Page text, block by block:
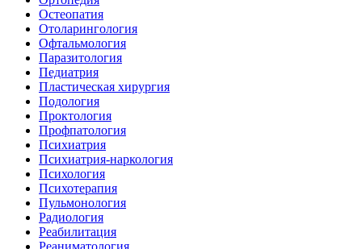
Остеопатия
Отоларингология
Офтальмология
Паразитология
Педиатрия
Пластическая хирургия
Подология
Проктология
Профпатология
Психиатрия
Психиатрия-наркология
Психология
Психотерапия
Пульмонология
Радиология
Реабилитация
Реаниматология